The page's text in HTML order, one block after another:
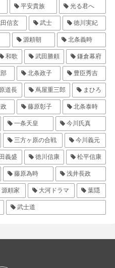
平安貴族 光る君へ
信玄 武士 徳川実紀
源頼朝 北条義時
和歌 武田勝頼 鎌倉幕府
北条政子 豊臣秀吉
道長 蔦屋重三郎 まひろ
藤原彰子 北条泰時
一条天皇 今川氏真
三方ヶ原の合戦 今川義元
義盛 徳川信康 松平信康
藤原為時 浅井長政
源頼家 大河ドラマ 葉隠
武士道